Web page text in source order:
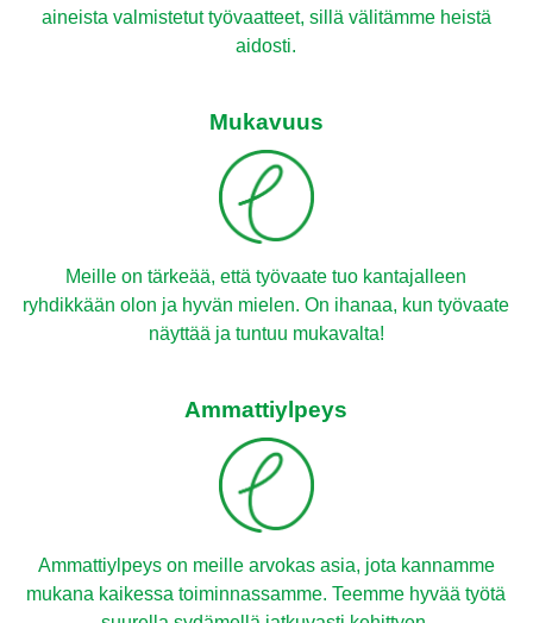
aineista valmistetut työvaatteet, sillä välitämme heistä
aidosti.
Mukavuus
Meille on tärkeää, että työvaate tuo kantajalleen
ryhdikkään olon ja hyvän mielen. On ihanaa, kun työvaate
näyttää ja tuntuu mukavalta!
Ammattiylpeys
Ammattiylpeys on meille arvokas asia, jota kannamme
mukana kaikessa toiminnassamme. Teemme hyvää työtä